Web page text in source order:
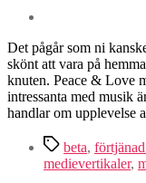
Det pågår som ni
skönt att vara på
knuten. Peace & Love
intressanta med musik
handlar om
Etiketter
beta,
medievertikaler,